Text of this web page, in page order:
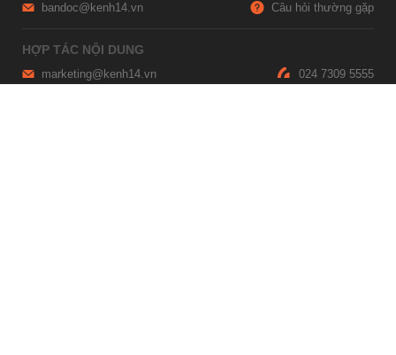
bandoc@kenh14.vn Câu hỏi thường gặp
HỢP TÁC NỘI DUNG
marketing@kenh14.vn 024 7309 5555